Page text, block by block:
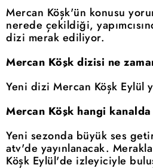
Mercan Köşk'ün konusu
nerede çekildiği,
dizi merak ediliyor.
Mercan Köşk dizisi ne
Yeni dizi Mercan Köşk Eylül
Mercan Köşk hangi kanalda
Yeni sezonda büyük ses
atv'de yayınlanacak.
Köşk Eylül'de izleyiciyle